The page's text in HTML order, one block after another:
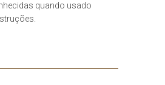
quando usado